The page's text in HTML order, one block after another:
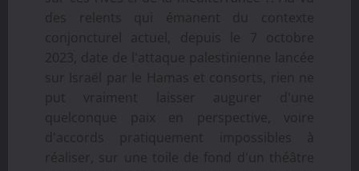
des relents qui émanent du contexte
conjoncturel actuel, depuis le 7 octobre
2023, date de l'attaque palestinienne lancée
sur Israël par le Hamas et consorts, rien ne
put vraiment laisser augurer d'une
quelconque paix en perspective, voire
d'accords pratiquement impossibles à
réaliser, sur une toile de fond d'un théâtre